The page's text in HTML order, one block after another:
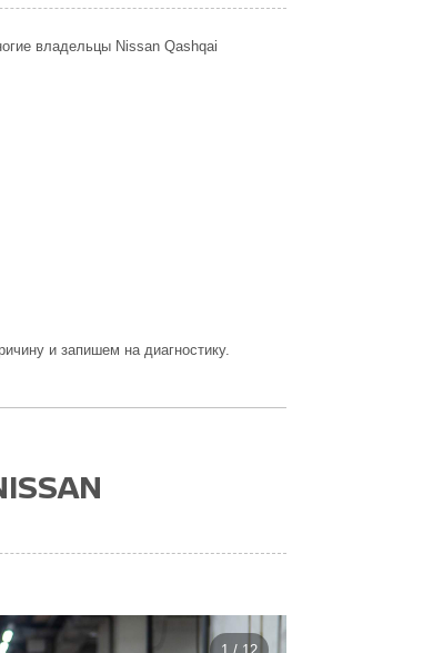
владельцы Nissan Qashqai
и запишем на диагностику.